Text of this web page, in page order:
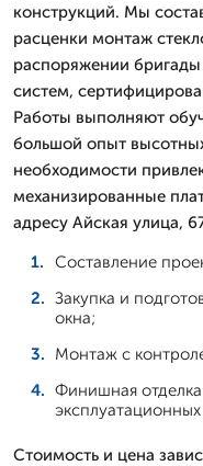
конструкций. Мы
расценки монтаж
распоряжении
систем,
Работы выполняют
большой опыт
необходимости
механизированные
адресу Айская улица,
Составление
Закупка и
окна;
Монтаж с
Финишная
Стоимость и цена